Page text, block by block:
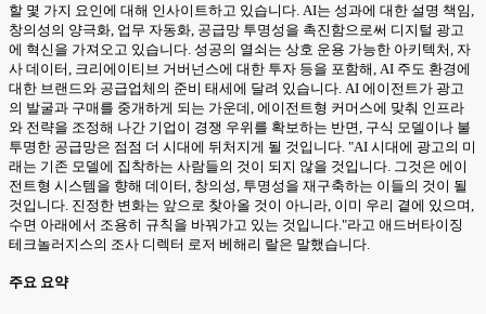
할 몇 가지 요인에 대해 인사이트하고 있습니다. AI는 성과에 대한 설명 책임,
창의성의 양극화, 업무 자동화, 공급망 투명성을 촉진함으로써 디지털 광고
에 혁신을 가져오고 있습니다. 성공의 열쇠는 상호 운용 가능한 아키텍처, 자
사 데이터, 크리에이티브 거버넌스에 대한 투자 등을 포함해, AI 주도 환경에
대한 브랜드와 공급업체의 준비 태세에 달려 있습니다. AI 에이전트가 광고
의 발굴과 구매를 중개하게 되는 가운데, 에이전트형 커머스에 맞춰 인프라
와 전략을 조정해 나간 기업이 경쟁 우위를 확보하는 반면, 구식 모델이나 불
투명한 공급망은 점점 더 시대에 뒤처지게 될 것입니다. "AI 시대에 광고의 미
래는 기존 모델에 집착하는 사람들의 것이 되지 않을 것입니다. 그것은 에이
전트형 시스템을 향해 데이터, 창의성, 투명성을 재구축하는 이들의 것이 될
것입니다. 진정한 변화는 앞으로 찾아올 것이 아니라, 이미 우리 곁에 있으며,
수면 아래에서 조용히 규칙을 바꿔가고 있는 것입니다."라고 애드버타이징
테크놀러지스의 조사 디렉터 로저 베해리 랄은 말했습니다.
주요 요약